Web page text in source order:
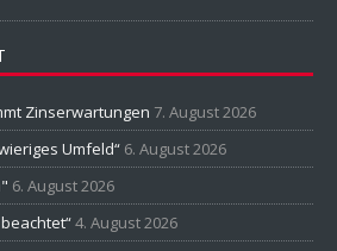
Zinserwartungen 7. August 2026
Umfeld“ 6. August 2026
6. August 2026
4. August 2026